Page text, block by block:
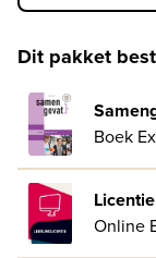
Dit pakket
Boek
Online